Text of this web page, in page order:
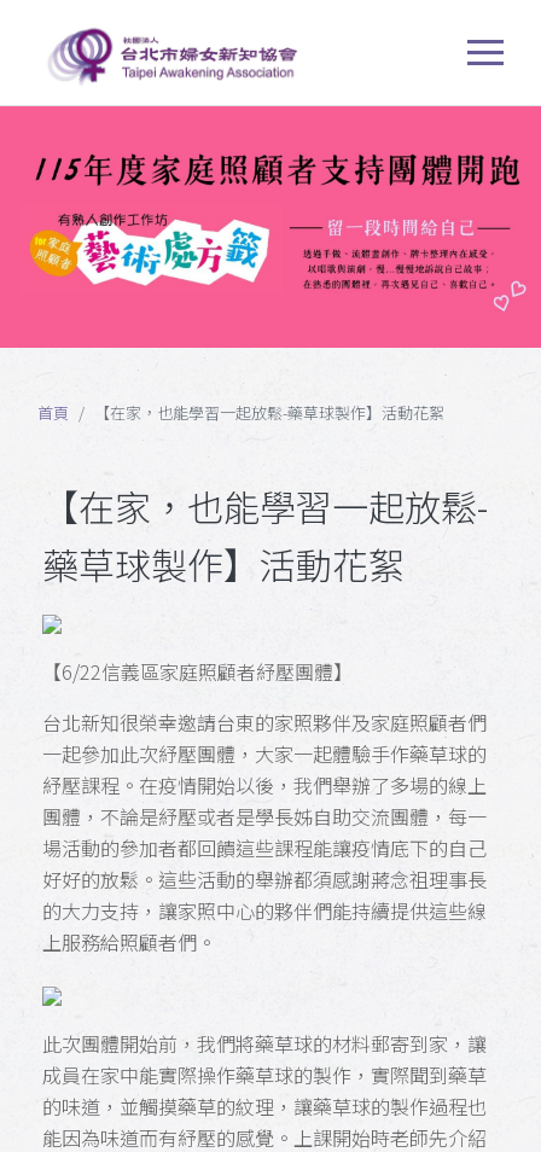
首頁 【在家，也能學習一起放鬆-藥草球製作】活動花絮
【在家，也能學習一起放鬆-
藥草球製作】活動花絮
【6/22信義區家庭照顧者紓壓團體】
台北新知很榮幸邀請台東的家照夥伴及家庭照顧者們
一起參加此次紓壓團體，大家一起體驗手作藥草球的
紓壓課程。在疫情開始以後，我們舉辦了多場的線上
團體，不論是紓壓或者是學長姊自助交流團體，每一
場活動的參加者都回饋這些課程能讓疫情底下的自己
好好的放鬆。這些活動的舉辦都須感謝蔣念祖理事長
的大力支持，讓家照中心的夥伴們能持續提供這些線
上服務給照顧者們。
此次團體開始前，我們將藥草球的材料郵寄到家，讓
成員在家中能實際操作藥草球的製作，實際聞到藥草
的味道，並觸摸藥草的紋理，讓藥草球的製作過程也
能因為味道而有紓壓的感覺。上課開始時老師先介紹